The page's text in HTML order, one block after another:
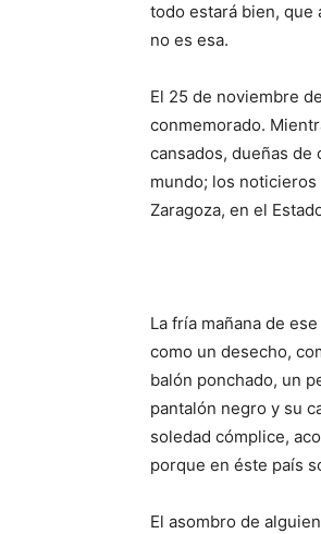
todo estará bien, que
no es esa.
El 25 de noviembre
conmemorado.
cansados, dueñas de
mundo; los
Zaragoza, en el
La fría mañana de
como un desecho,
balón ponchado, un
pantalón negro y su
soledad cómplice,
porque en éste país
El asombro de